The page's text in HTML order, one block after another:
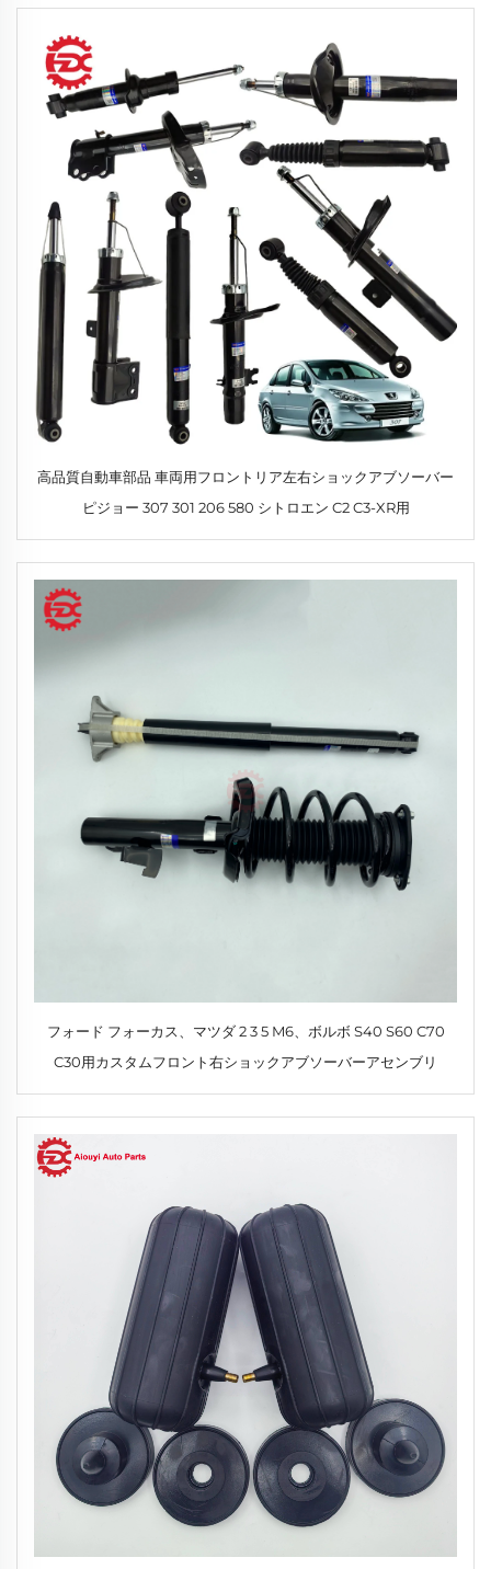
高品質自動車部品 車両用フロントリア左右ショックアブソーバー
ピジョー 307 301 206 580 シトロエン C2 C3-XR用
フォード フォーカス、マツダ 2 3 5 M6、ボルボ S40 S60 C70
C30用カスタムフロント右ショックアブソーバーアセンブリ